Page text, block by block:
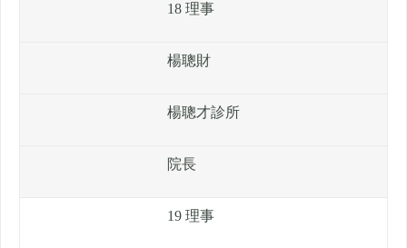
18 理事
楊聰財
楊聰才診所
院長
19 理事